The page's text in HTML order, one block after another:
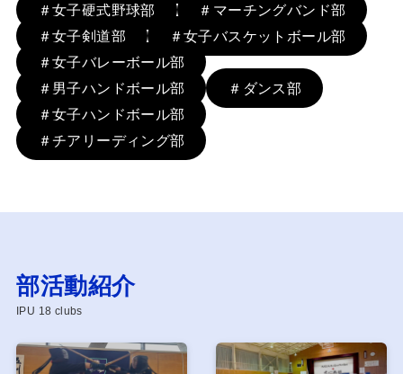
＃女子硬式野球部
＃マーチングバンド部
＃女子剣道部
＃女子バスケットボール部
＃女子バレーボール部
＃男子ハンドボール部
＃ダンス部
＃女子ハンドボール部
＃チアリーディング部
部活動紹介
IPU 18 clubs